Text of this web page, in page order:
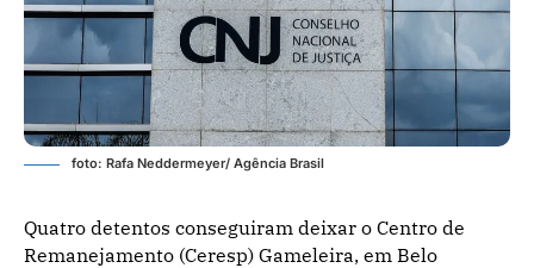
foto: Rafa Neddermeyer/ Agência Brasil
Quatro detentos conseguiram deixar o Centro de
Remanejamento (Ceresp) Gameleira, em Belo